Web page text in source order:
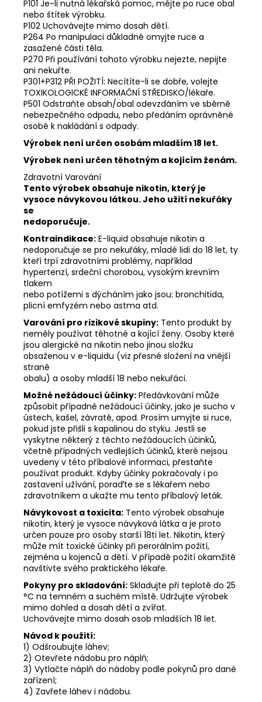
P101 Je-li nutná lékařská pomoc, mějte po ruce obal
nebo štítek výrobku.
P102 Uchovávejte mimo dosah dětí.
P264 Po manipulaci důkladně omyjte ruce a
zasažené části těla.
P270 Při používání tohoto výrobku nejezte, nepijte
ani nekuřte.
P301+P312 PŘI POŽITÍ: Necítíte-li se dobře, volejte
TOXIKOLOGICKÉ INFORMAČNÍ STŘEDISKO/lékaře.
P501 Odstraňte obsah/obal odevzdáním ve sběrně
nebezpečného odpadu, nebo předáním oprávněné
osobě k nakládání s odpady.
Výrobek není určen osobám mladším 18 let.
Výrobek není určen těhotným a kojícím ženám.
Zdravotní Varování
Tento výrobek obsahuje nikotin, který je
vysoce návykovou látkou. Jeho užití nekuřáky
se
nedoporučuje.
Kontraindikace: E-liquid obsahuje nikotin a
nedoporučuje se pro nekuřáky, mladé lidi do 18 let, ty
kteří trpí zdravotními problémy, například
hypertenzí, srdeční chorobou, vysokým krevním
tlakem
nebo potížemi s dýcháním jako jsou: bronchitida,
plicní emfyzém nebo astma atd.
Varování pro rizikové skupiny: Tento produkt by
neměly používat těhotné a kojící ženy. Osoby které
jsou alergické na nikotin nebo jinou složku
obsaženou v e-liquidu (viz přesné složení na vnější
straně
obalu) a osoby mladší 18 nebo nekuřáci.
Možné nežádoucí účinky: Předávkování může
způsobit případné nežádoucí účinky, jako je sucho v
ústech, kašel, závratě, apod. Prosím umyjte si ruce,
pokud jste přišli s kapalinou do styku. Jestli se
vyskytne některý z těchto nežádoucích účinků,
včetně případných vedlejších účinků, které nejsou
uvedeny v této příbalové informaci, přestaňte
používat produkt. Kdyby účinky pokračovaly i po
zastavení užívání, poraďte se s lékařem nebo
zdravotníkem a ukažte mu tento příbalový leták.
Návykovost a toxicita: Tento výrobek obsahuje
nikotin, který je vysoce návyková látka a je proto
určen pouze pro osoby starší 18ti let. Nikotin, který
může mít toxické účinky při perorálním požití,
zejména u kojenců a dětí. V případě požití okamžitě
navštivte svého praktického lékaře.
Pokyny pro skladování: Skladujte při teplotě do 25
°C na temném a suchém místě. Udržujte výrobek
mimo dohled a dosah dětí a zvířat.
Uchovávejte mimo dosah osob mladších 18 let.
Návod k použití:
1) Odšroubujte láhev;
2) Otevřete nádobu pro náplň;
3) Vytlačte náplň do nádoby podle pokynů pro dané
zařízení;
4) Zavřete láhev i nádobu.